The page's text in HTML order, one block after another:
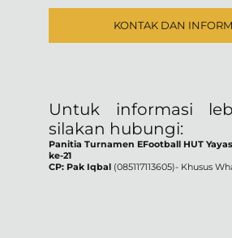
KONTAK DAN
Untuk informasi
silakan hubungi:
Panitia Turnamen EFootball HUT
ke-21
CP: Pak Iqbal (085117113605)- Khusus